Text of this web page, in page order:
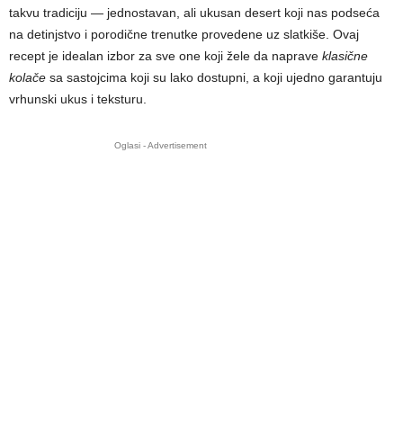
takvu tradiciju — jednostavan, ali ukusan desert koji nas podseća
na detinjstvo i porodične trenutke provedene uz slatkiše. Ovaj
recept je idealan izbor za sve one koji žele da naprave klasične
kolače sa sastojcima koji su lako dostupni, a koji ujedno garantuju
vrhunski ukus i teksturu.
Oglasi - Advertisement